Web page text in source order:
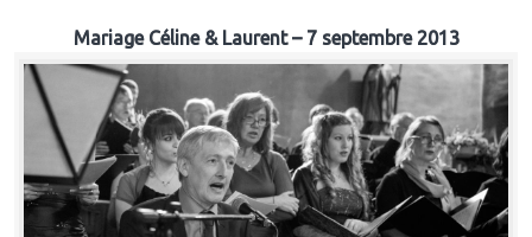
Mariage Céline & Laurent – 7 septembre 2013